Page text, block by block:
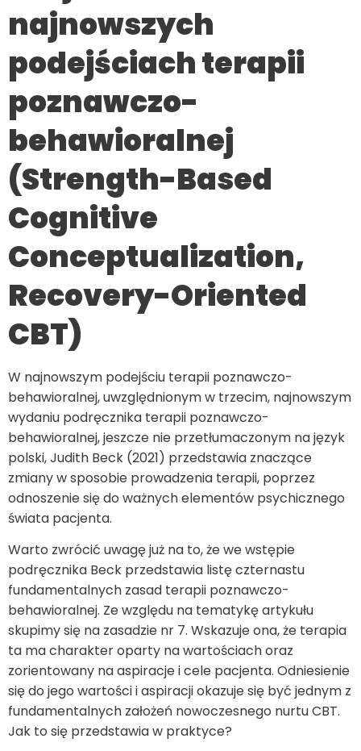
najnowszych
podejściach terapii
poznawczo-
behawioralnej
(Strength-Based
Cognitive
Conceptualization,
Recovery-Oriented
CBT)
W najnowszym podejściu terapii poznawczo-
behawioralnej, uwzględnionym w trzecim, najnowszym
wydaniu podręcznika terapii poznawczo-
behawioralnej, jeszcze nie przetłumaczonym na język
polski, Judith Beck (2021) przedstawia znaczące
zmiany w sposobie prowadzenia terapii, poprzez
odnoszenie się do ważnych elementów psychicznego
świata pacjenta.
Warto zwrócić uwagę już na to, że we wstępie
podręcznika Beck przedstawia listę czternastu
fundamentalnych zasad terapii poznawczo-
behawioralnej. Ze względu na tematykę artykułu
skupimy się na zasadzie nr 7. Wskazuje ona, że terapia
ta ma charakter oparty na wartościach oraz
zorientowany na aspiracje i cele pacjenta. Odniesienie
się do jego wartości i aspiracji okazuje się być jednym z
fundamentalnych założeń nowoczesnego nurtu CBT.
Jak to się przedstawia w praktyce?